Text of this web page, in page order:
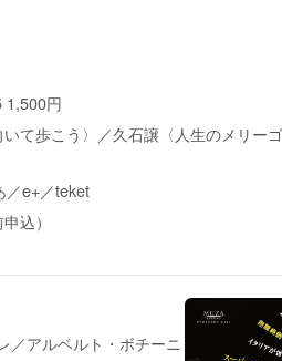
1,500円
て歩こう〉／久石譲〈人生のメリー
／e+／teket
込）
／アルベルト・ボチーニ